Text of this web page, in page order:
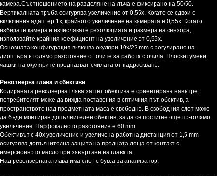
камера.Съотношението на разделяне на лъча е фиксирано на 50/50.
Вертикалната тръба осигурява увеличение от 0,55x. Когато се сдвои с
включения адаптер 1x, крайното увеличение на камерата е 0,55x. Когато
избирате камера и изчислявате резолюцията и размера на сензора,
използвайте крайния коефициент на увеличение от 0,55x.
Основната конфигурация включва окуляри 10x/22 mm с регулиране на
диоптъра и голямо разстояние от очите за работа с очила. Плоски гумени
чашки на окулярите предпазват очилата от надраскване.
Револверна глава и обективи
Кодираната револверна глава за пет обектива е ориентирана навътре:
потребителят може да вижда поставения в оптичния път обектив, а
пространството над предметната маса е свободно. В свободния слот може
да бъде монтиран допълнителен обектив, за да се постигне още по-голямо
увеличение. Парфокалното разстояние е 60 mm.
Обективът с 40x увеличение и увеличена работна дистанция от 1,5 mm
осигурява допълнителна защита на предната леща от контакт с
имерсионното масло при завъртане на главата.
Над револверната глава има слот с букса за анализатор.